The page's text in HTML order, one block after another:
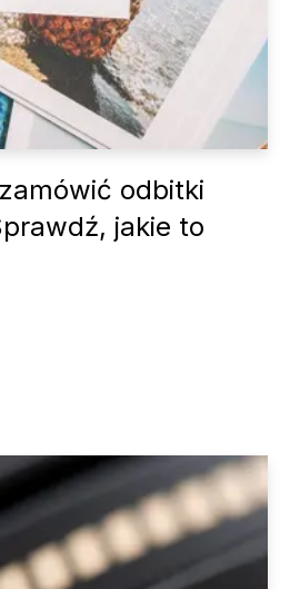
odbitki
jakie to